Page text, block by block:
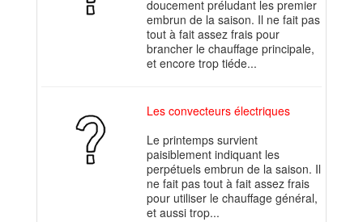
doucement préludant les premier
embrun de la saison. Il ne fait pas
tout à fait assez frais pour
brancher le chauffage principale,
et encore trop tiéde...
Les convecteurs électriques
Le printemps survient
paisiblement indiquant les
perpétuels embrun de la saison. Il
ne fait pas tout à fait assez frais
pour utiliser le chauffage général,
et aussi trop...